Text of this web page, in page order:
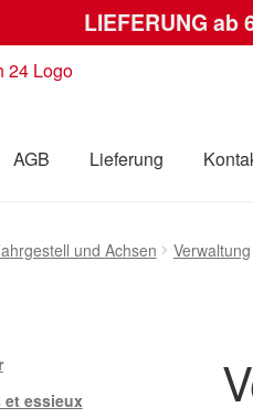
LIEFERUNG ab
AGB Lieferung
und Achsen Verwaltung
et essieux